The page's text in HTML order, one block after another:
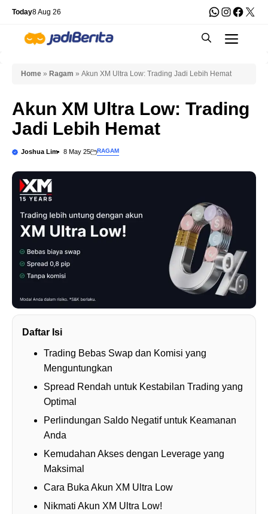
Skip
content
Today8 Aug 26 WhatsApp
X
Home » Ragam » Akun XM Ultra Low: Trading Jadi Lebih Hemat
Akun XM Ultra Low: Trading
Jadi Lebih Hemat
Joshua Lim 8 May 25 RAGAM
Daftar Isi
Trading Bebas Swap dan Komisi yang
Menguntungkan
Spread Rendah untuk Kestabilan Trading yang
Optimal
Perlindungan Saldo Negatif untuk Keamanan
Anda
Kemudahan Akses dengan Leverage yang
Maksimal
Cara Buka Akun XM Ultra Low
Nikmati Akun XM Ultra Low!